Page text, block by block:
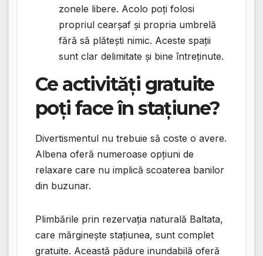
zonele libere. Acolo poți folosi
propriul cearșaf și propria umbrelă
fără să plătești nimic. Aceste spații
sunt clar delimitate și bine întreținute.
Ce activități gratuite
poți face în stațiune?
Divertismentul nu trebuie să coste o avere.
Albena oferă numeroase opțiuni de
relaxare care nu implică scoaterea banilor
din buzunar.
Plimbările prin rezervația naturală Baltata,
care mărginește stațiunea, sunt complet
gratuite. Această pădure inundabilă oferă